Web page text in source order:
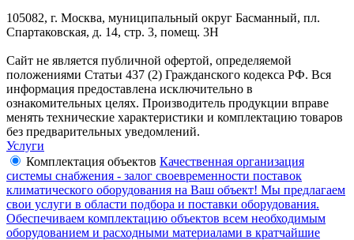
105082, г. Москва, муниципальный округ Басманный, пл.
Спартаковская, д. 14, стр. 3, помещ. 3Н
Сайт не является публичной офертой, определяемой
положениями Статьи 437 (2) Гражданского кодекса РФ. Вся
информация предоставлена исключительно в
ознакомительных целях. Производитель продукции вправе
менять технические характеристики и комплектацию товаров
без предварительных уведомлений.
Услуги
Комплектация объектов Качественная организация
системы снабжения - залог своевременности поставок
климатического оборудования на Ваш объект! Мы предлагаем
свои услуги в области подбора и поставки оборудования.
Обеспечиваем комплектацию объектов всем необходимым
оборудованием и расходными материалами в кратчайшие